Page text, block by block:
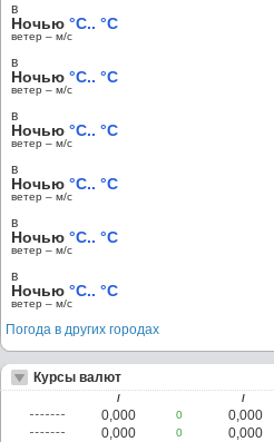
в
Ночью °C.. °C
ветер – м/c
в
Ночью °C.. °C
ветер – м/c
в
Ночью °C.. °C
ветер – м/c
в
Ночью °C.. °C
ветер – м/c
в
Ночью °C.. °C
ветер – м/c
в
Ночью °C.. °C
ветер – м/c
Погода в других городах
Курсы валют
/ /
0,000 0
0,000
0,000
0
0,000